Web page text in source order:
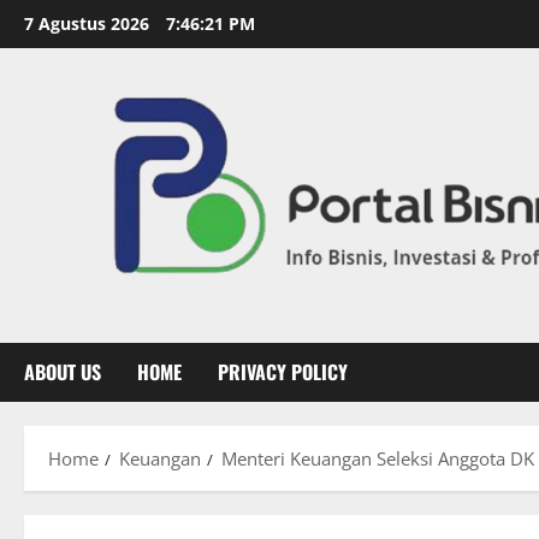
7 Agustus 2026 7:46:22 PM
ABOUT US HOME PRIVACY POLICY
Home Keuangan Menteri Keuangan Seleksi Anggota DK